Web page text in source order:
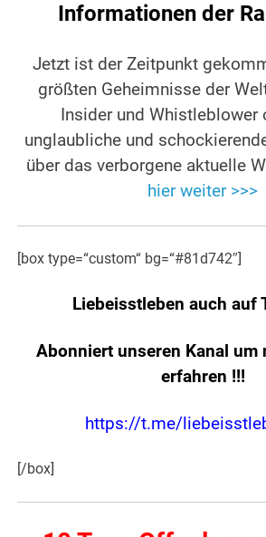
Informationen der
Jetzt ist der Zeitpunkt
größten Geheimnisse der
Insider und Whistleblower
unglaubliche und
über das verborgene aktuelle
hier weiter >>>
[box type=“custom“ bg=“#81d742″]
Liebeisstleben auch auf
Abonniert unseren Kanal um
erfahren !!!
https://t.me/
[/box]